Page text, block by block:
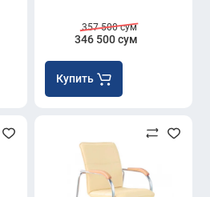
346 500 сум
357 500 сум
Купить